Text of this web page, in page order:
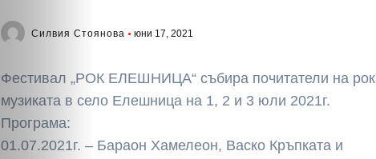
Силвия Стоянова юни 17, 2021
Фестивал „РОК ЕЛЕШНИЦА“ събира почитатели на рок
музиката в село Елешница на 1, 2 и 3 юли 2021г.
Програма:
01.07.2021г. – Бараон Хамелеон, Васко Кръпката и